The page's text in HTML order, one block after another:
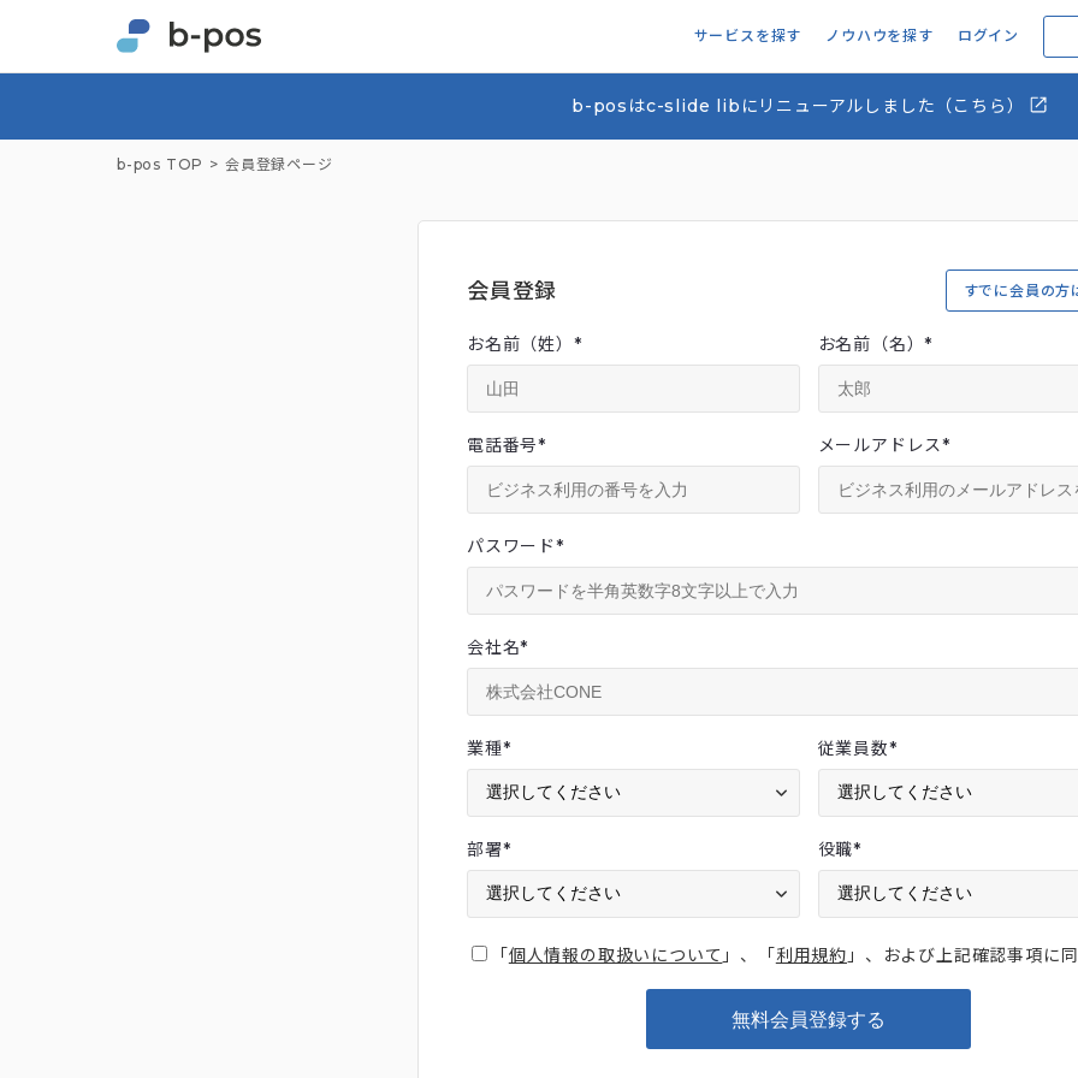
サービスを探す ノウハウを探す ログイン
b-posはc-slide libにリニューアルしました（こちら）
b-pos TOP 会員登録ページ
会員登録 すでに会員の方
お名前（姓） * お名前（名）*
電話番号* メールアドレス*
パスワード*
会社名*
業種* 従業員数*
部署* 役職*
「 個人情報の取扱いについて 」、「 利用規約 」、および上記確認事項に